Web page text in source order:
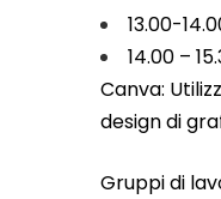
13.00-
14.00 –
Canva:
design di
Gruppi di